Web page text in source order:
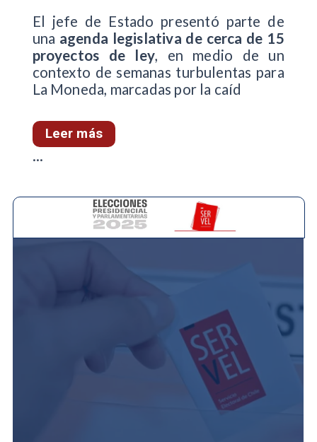
El jefe de Estado presentó parte de
una agenda legislativa de cerca de 15
proyectos de ley, en medio de un
contexto de semanas turbulentas para
La Moneda, marcadas por la caíd
Leer más
...